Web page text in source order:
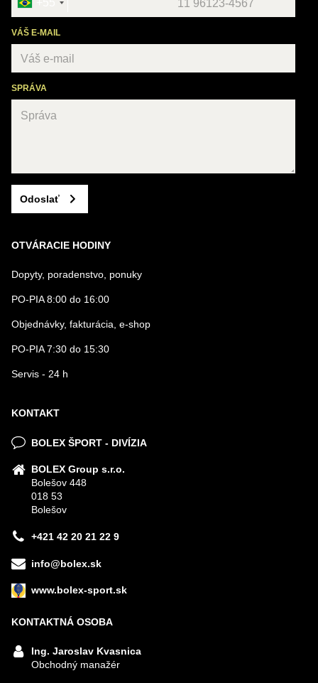
VÁŠ E-MAIL
SPRÁVA
Odoslať
OTVÁRACIE HODINY
Dopyty, poradenstvo, ponuky
PO-PIA 8:00 do 16:00
Objednávky, fakturácia, e-shop
PO-PIA 7:30 do 15:30
Servis - 24 h
KONTAKT
BOLEX ŠPORT - DIVÍZIA
BOLEX Group s.r.o.
Bolešov 448
018 53
Bolešov
+421 42 20 21 22 9
info@bolex.sk
www.bolex-sport.sk
KONTAKTNÁ OSOBA
Ing. Jaroslav Kvasnica
Obchodný manažér